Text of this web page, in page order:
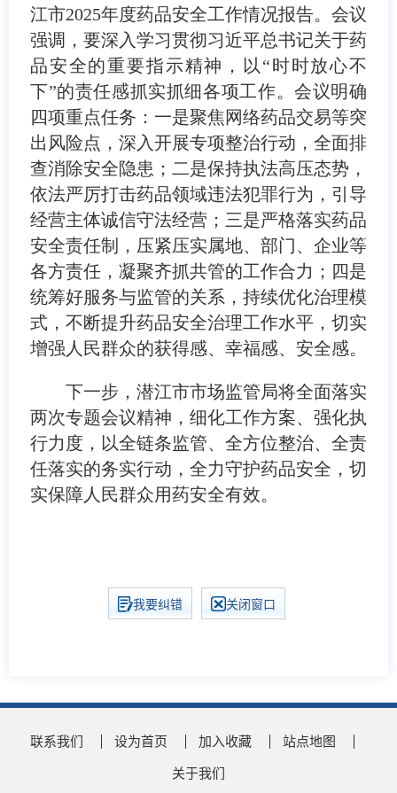
江市2025年度药品安全工作情况报告。会议
强调，要深入学习贯彻习近平总书记关于药
品安全的重要指示精神，以“时时放心不
下”的责任感抓实抓细各项工作。会议明确
四项重点任务：一是聚焦网络药品交易等突
出风险点，深入开展专项整治行动，全面排
查消除安全隐患；二是保持执法高压态势，
依法严厉打击药品领域违法犯罪行为，引导
经营主体诚信守法经营；三是严格落实药品
安全责任制，压紧压实属地、部门、企业等
各方责任，凝聚齐抓共管的工作合力；四是
统筹好服务与监管的关系，持续优化治理模
式，不断提升药品安全治理工作水平，切实
增强人民群众的获得感、幸福感、安全感。
下一步，潜江市市场监管局将全面落实
两次专题会议精神，细化工作方案、强化执
行力度，以全链条监管、全方位整治、全责
任落实的务实行动，全力守护药品安全，切
实保障人民群众用药安全有效。
我要纠错 关闭窗口
联系我们 设为首页 加入收藏
站点地图
关于我们